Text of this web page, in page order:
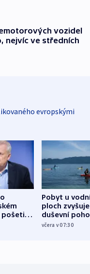
vozidel
nejvíc ve středních
evropskými
Pobyt u
ploch zvyšuje
duševní
ukázala
včera v 07:30